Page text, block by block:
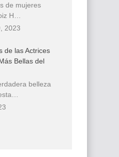
de mujeres
H…
2023
de las Actrices
Bellas del
belleza